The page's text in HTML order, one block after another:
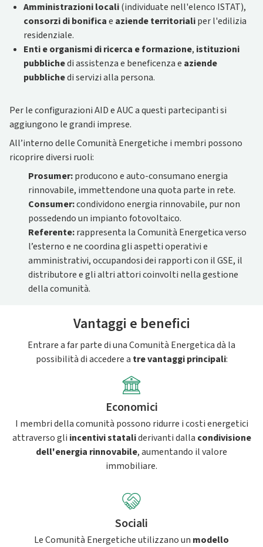
Amministrazioni locali(individuate nell'elenco ISTAT),
consorzi di bonificae aziende territorialiper l'edilizia
residenziale.
Enti e organismi di ricerca e formazione, istituzioni
pubblichedi assistenza e beneficenza e aziende
pubblichedi servizi alla persona.
Per le configurazioni AID e AUC a questi partecipanti si
aggiungono le grandi imprese.
All’interno delle Comunità Energetiche i membri possono
ricoprire diversi ruoli:
Prosumer:producono e auto-consumano energia
rinnovabile, immettendone una quota parte in rete.
Consumer:condividono energia rinnovabile, pur non
possedendo un impianto fotovoltaico.
Referente:rappresenta la Comunità Energetica verso
l’esterno e ne coordina gli aspetti operativi e
amministrativi, occupandosi dei rapporti con il GSE, il
distributore e gli altri attori coinvolti nella gestione
della comunità.
Vantaggi e benefici
Entrare a far parte di una Comunità Energetica dà la
possibilità di accedere a tre vantaggi principali:
Economici
I membri della comunità possono ridurre i costi energetici
attraverso gli incentivi stataliderivanti dalla condivisione
dell'energia rinnovabile, aumentando il valore
immobiliare.
Sociali
Le Comunità Energetiche utilizzano un modello